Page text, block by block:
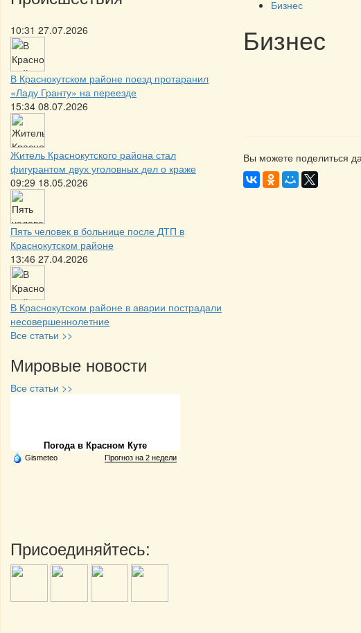
10:31 27.07.2026
В Краснокутском районе поезд протаранил
«Ладу Гранту» на переезде
15:34 08.07.2026
Житель Краснокутского района стал
фигурантом двух уголовных дел о краже
09:29 18.05.2026
Пять человек в больнице после ДТП в
Краснокутском районе
13:46 27.04.2026
В Краснокутском районе в аварии пострадали
несовершеннолетние
Все статьи >>
Мировые новости
Все статьи >>
Погода в Красном Куте
Gismeteo Прогноз на 2 недели
Присоединяйтесь:
Бизнес
Бизнес
Вы можете поделиться